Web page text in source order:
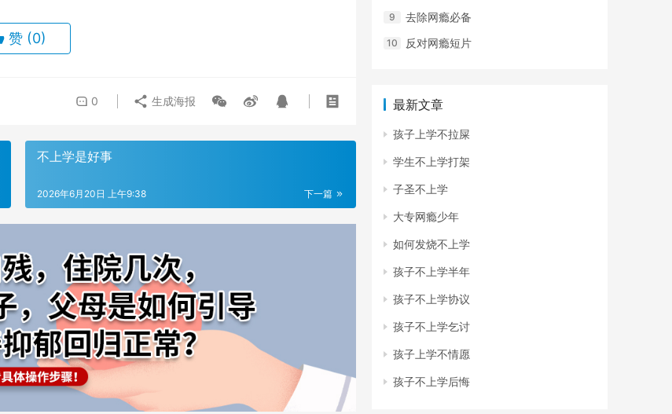
赞 (0)
0 生成海报
不上学是好事
下一篇
2026年6月20日 上午9:38
去除网瘾必备
反对网瘾短片
最新文章
孩子上学不拉屎
学生不上学打架
子圣不上学
大专网瘾少年
如何发烧不上学
孩子不上学半年
孩子不上学协议
孩子不上学乞讨
孩子上学不情愿
孩子不上学后悔